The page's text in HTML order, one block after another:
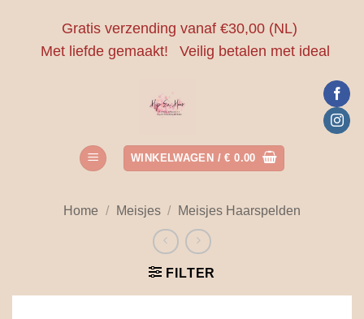
Gratis verzending vanaf €30,00 (NL)
Met liefde gemaakt!
Veilig betalen met ideal
WINKELWAGEN /€ 0.00
Home / Meisjes / Meisjes Haarspelden
FILTER